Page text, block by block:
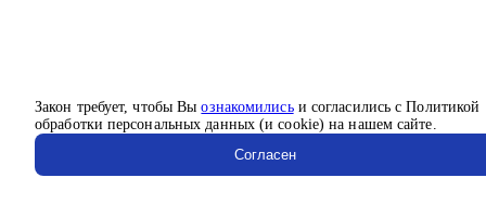
Закон требует, чтобы Выознакомилисьи согласились с Политикой
обработки персональных данных (и cookie) на нашем сайте.
Согласен